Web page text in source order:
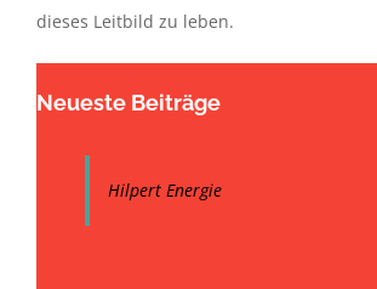
dieses Leitbild zu leben.
Neueste Beiträge
Hilpert Energie